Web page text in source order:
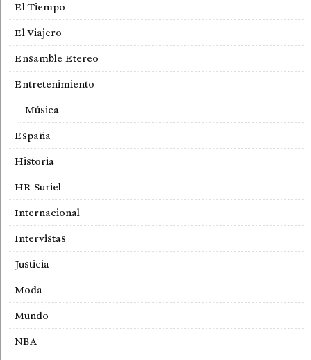
El Tiempo
El Viajero
Ensamble Etereo
Entretenimiento
Música
España
Historia
HR Suriel
Internacional
Intervistas
Justicia
Moda
Mundo
NBA